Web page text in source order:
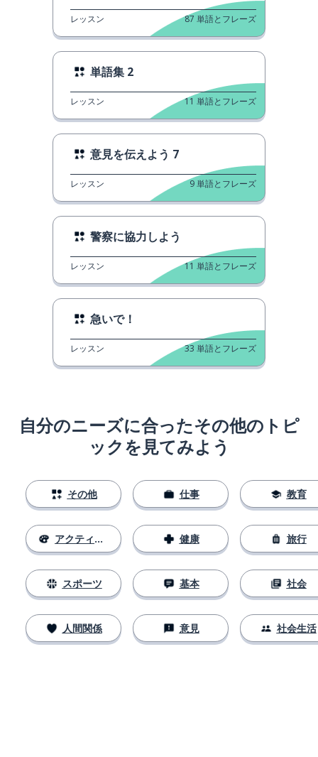
レッスン 87 単語とフレーズ
単語集 2
レッスン 11 単語とフレーズ
意見を伝えよう 7
レッスン 9単語とフレーズ
警察に協力しよう
レッスン 11 単語とフレーズ
急いで！
レッスン 33 単語とフレーズ
自分のニーズに合ったその他のトピ
ックを見てみよう
その他
アクティビティ
スポーツ
人間関係
仕事
健康
基本
意見
教育
旅行
社会
社会生活